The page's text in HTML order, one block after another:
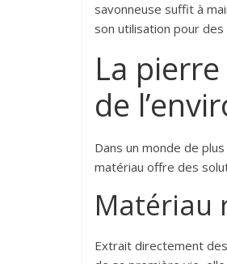
savonneuse suffit à
son utilisation pour
La
de
Dans un monde de
matériau offre des
Matériau
Extrait directement